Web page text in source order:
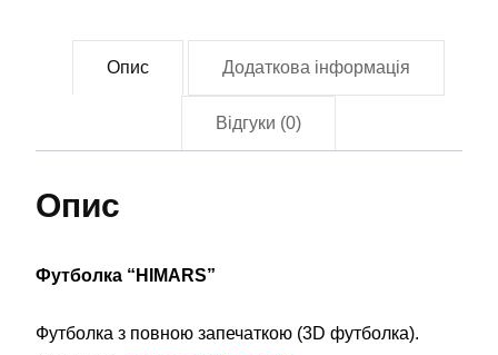
Опис Додаткова інформація
Відгуки (0)
Опис
Футболка “HIMARS”
Футболка з повною запечаткою (3D футболка).